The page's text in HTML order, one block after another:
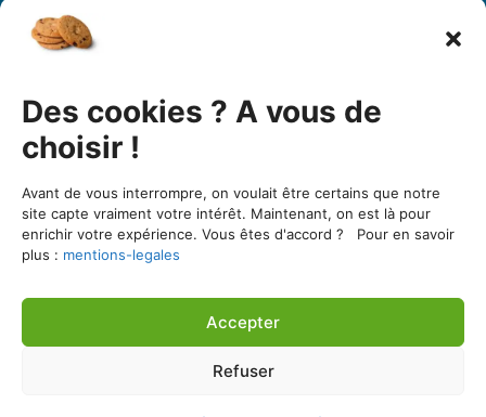
Des cookies ? A vous de
choisir !
Avant de vous interrompre, on voulait être certains que notre
site capte vraiment votre intérêt. Maintenant, on est là pour
enrichir votre expérience. Vous êtes d'accord ? Pour en savoir
plus : mentions-legales
Accepter
Refuser
Lorraine
67081 Strasbourg cedex
03 88 25 90 00
Une réalisation de l’agence Seker Consulting
Consistoire de Brumath ©2026 Tous droits réservés